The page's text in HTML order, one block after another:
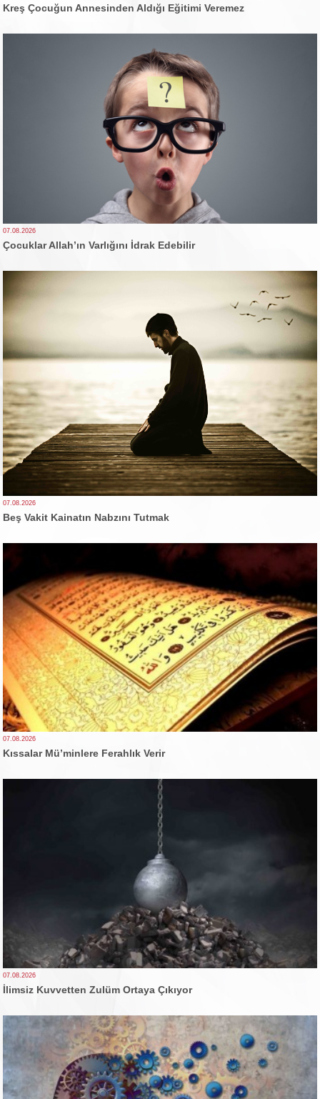
Kreş Çocuğun Annesinden Aldığı Eğitimi Veremez
07.08.2026
Çocuklar Allah’ın Varlığını İdrak Edebilir
07.08.2026
Beş Vakit Kainatın Nabzını Tutmak
07.08.2026
Kıssalar Mü’minlere Ferahlık Verir
07.08.2026
İlimsiz Kuvvetten Zulüm Ortaya Çıkıyor